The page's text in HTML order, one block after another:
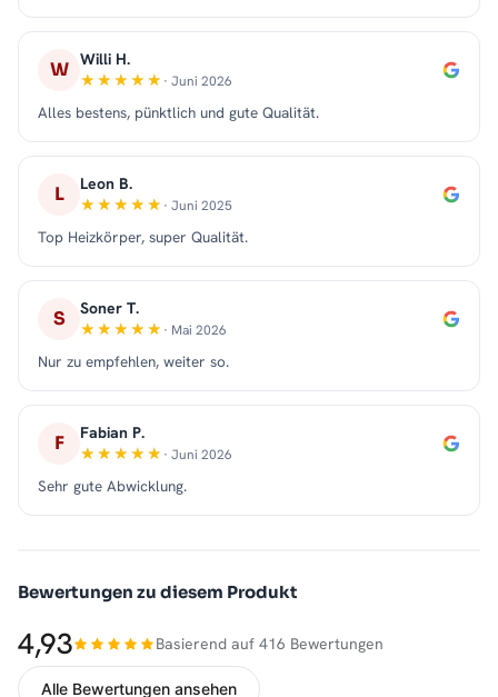
W Willi H.
· Juni 2026
Alles bestens, pünktlich und gute Qualität.
L Leon B.
· Juni 2025
Top Heizkörper, super Qualität.
S Soner T.
· Mai 2026
Nur zu empfehlen, weiter so.
F Fabian P.
· Juni 2026
Sehr gute Abwicklung.
Bewertungen zu diesem Produkt
4,93 Basierend auf 416 Bewertungen
Alle Bewertungen ansehen